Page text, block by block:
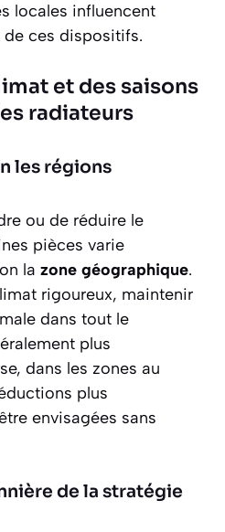
locales influencent
de ces dispositifs.
et des saisons
radiateurs
les régions
ou de réduire le
pièces varie
la zone géographique.
rigoureux, maintenir
dans tout le
plus
dans les zones au
plus
envisagées sans
de la stratégie